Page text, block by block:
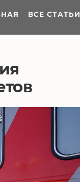
ВСЕ СТАТЬИ